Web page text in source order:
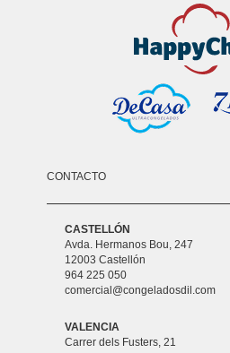
CONTACTO
CASTELLÓN
Avda. Hermanos Bou, 247
12003 Castellón
964 225 050
comercial@congeladosdil.com
VALENCIA
Carrer dels Fusters, 21